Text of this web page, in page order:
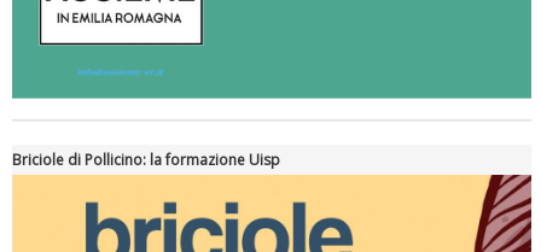
Briciole di Pollicino: la formazione Uisp